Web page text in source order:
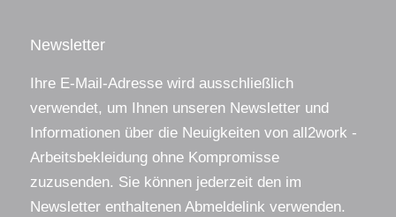
Newsletter
Ihre E-Mail-Adresse wird ausschließlich
verwendet, um Ihnen unseren Newsletter und
Informationen über die Neuigkeiten von all2work -
Arbeitsbekleidung ohne Kompromisse
zuzusenden. Sie können jederzeit den im
Newsletter enthaltenen Abmeldelink verwenden.